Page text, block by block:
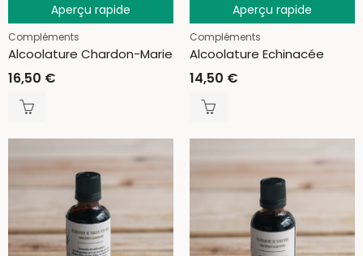
Aperçu rapide
Compléments
Alcoolature Chardon-Marie
16,50 €
Aperçu rapide
Compléments
Alcoolature Echinacée
14,50 €